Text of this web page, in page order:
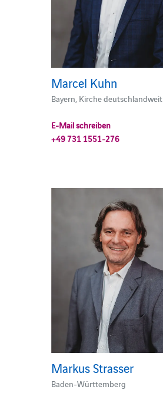
Marcel Kuhn
Bayern, Kirche deutschlandweit
E-Mail schreiben
+49 731 1551-276
Markus Strasser
Baden-Württemberg